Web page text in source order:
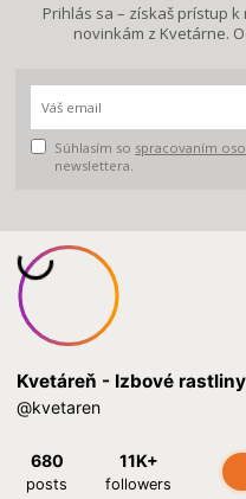
Prihlás sa – získaš prístup
novinkám z Kvetárne.
Súhlasím so spracovaním
newslettera.